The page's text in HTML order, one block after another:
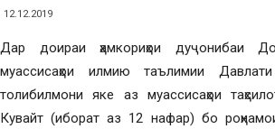
12.12.2019
Дар доираи ҳамкориҳои дуҷонибаи
муассисаҳои илмию таълимии
толибилмони яке аз муассисаҳои
Кувайт (иборат аз 12 нафар) бо